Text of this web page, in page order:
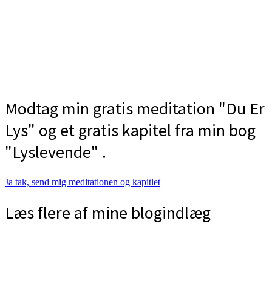
Modtag min gratis meditation "Du Er
Lys" og et gratis kapitel fra min bog
"Lyslevende" .
Ja tak, send mig meditationen og kapitlet
Læs flere af mine blogindlæg